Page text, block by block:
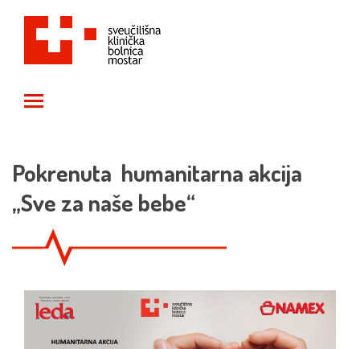
Pokrenuta humanitarna akcija
„Sve za naše bebe“